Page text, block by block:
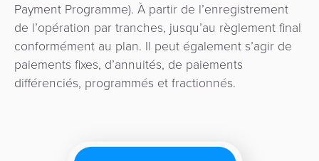
Fidélisation
Microfinance
eGouvernement
Perception
automatisée
Payment Programme). À partir de l’enregistrement
de l’opération par tranches, jusqu’au règlement final
conformément au plan. Il peut également s’agir de
paiements fixes, d’annuités, de paiements
différenciés, programmés et fractionnés.